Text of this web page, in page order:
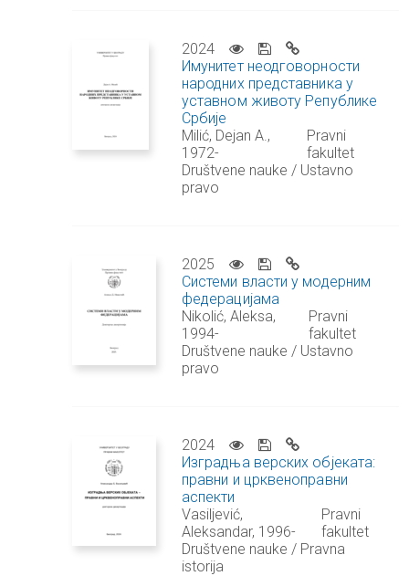
2024
Имунитет неодговорности
народних представника у
уставном животу Републике
Србије
Milić, Dejan A.,
1972-
Pravni
fakultet
Društvene nauke / Ustavno
pravo
2025
Системи власти у модерним
федерацијама
Nikolić, Aleksa,
1994-
Pravni
fakultet
Društvene nauke / Ustavno
pravo
2024
Изградња верских објеката:
правни и црквеноправни
аспекти
Vasiljević,
Aleksandar, 1996-
Pravni
fakultet
Društvene nauke / Pravna
istorija